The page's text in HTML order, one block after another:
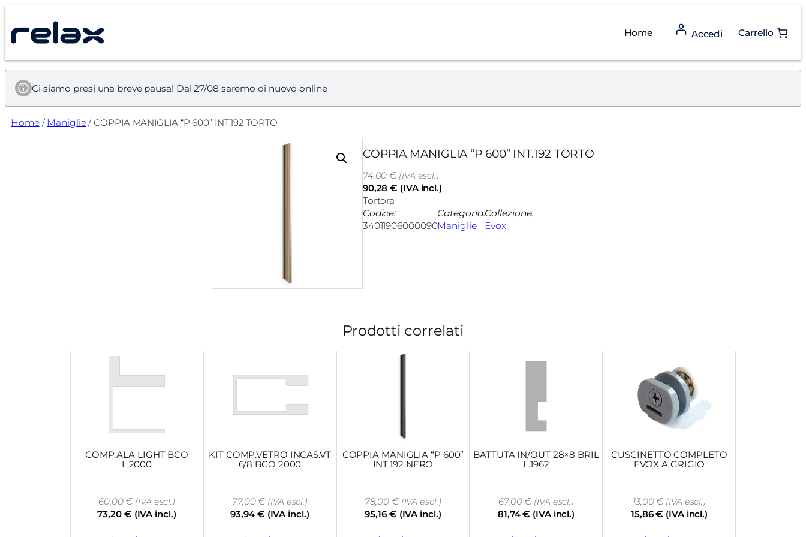
contenuto
Home Accedi Carrello
Ci siamo presi una breve pausa! Dal 27/08 saremo di nuovo online
Home/Maniglie/ COPPIA MANIGLIA “P 600” INT.192 TORTO
COPPIA MANIGLIA “P 600” INT.192 TORTO
74,00€(IVA escl.)
90,28€ (IVA incl.)
Tortora
Codice:
34011906000090
Categoria:
Maniglie
Collezione:
Evox
Prodotti correlati
COMP.ALA LIGHT BCO
L.2000
60,00€(IVA escl.)
73,20 € (IVA incl.)
KIT COMP.VETRO INCAS.VT
6/8 BCO 2000
77,00€(IVA escl.)
93,94 € (IVA incl.)
COPPIA MANIGLIA “P 600”
INT.192 NERO
78,00 €(IVA escl.)
95,16 € (IVA incl.)
BATTUTA IN/OUT 28×8 BRIL
L.1962
67,00€(IVA escl.)
81,74€ (IVA incl.)
CUSCINETTO COMPLETO
EVOX A GRIGIO
13,00€(IVA escl.)
15,86€ (IVA incl.)